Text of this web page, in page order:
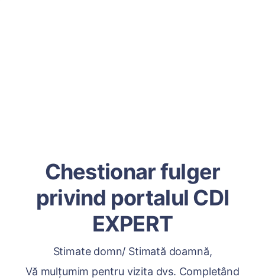
Chestionar fulger
privind portalul CDI
EXPERT
Stimate domn/ Stimată doamnă,
Vă mulțumim pentru vizita dvs. Completând